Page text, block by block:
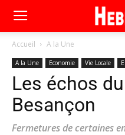
Accueil A la Une
A la Une Economie Vie Locale
Les échos
Besançon
Fermetures de certaines